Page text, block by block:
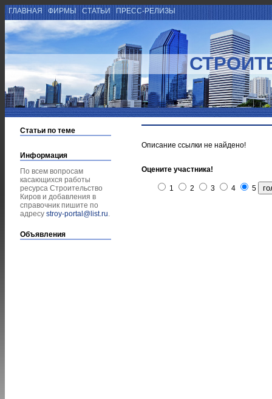
ГЛАВНАЯ ФИРМЫ СТАТЬИ ПРЕСС-РЕЛИЗЫ
Статьи по теме
Информация
По всем вопросам
касающихся работы
ресурса Строительство
Киров и добавления в
справочник пишите по
адресу stroy-portal@list.ru.
Объявления
Описание ссылки не найдено!
Оцените участника!
1 2 3 4 5